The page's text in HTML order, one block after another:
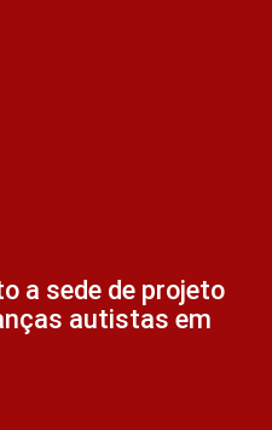
a sede de projeto
autistas em